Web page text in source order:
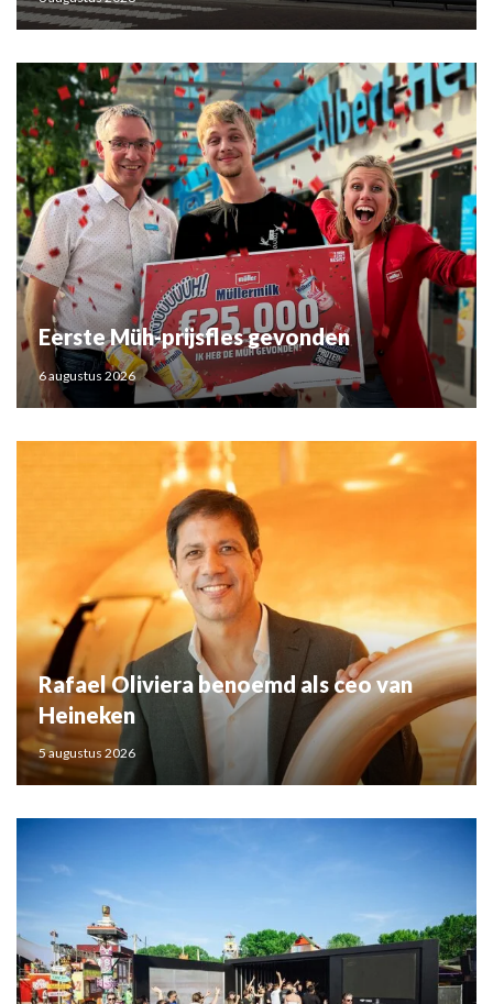
Eerste Müh-prijsfles gevonden
6 augustus 2026
Rafael Oliviera benoemd als ceo van
Heineken
5 augustus 2026